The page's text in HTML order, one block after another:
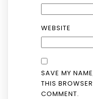
WEBSITE
SAVE MY
THIS
COMMENT.